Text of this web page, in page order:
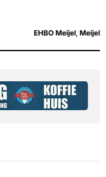
EHBO Meijel Meijel